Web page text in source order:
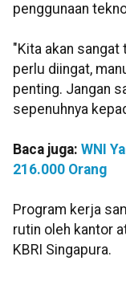
penggunaan
"Kita akan sangat
perlu diingat,
penting. Jangan
sepenuhnya
Baca juga: WNI
216.000 Orang
Program kerja
rutin oleh kantor
KBRI Singapura.